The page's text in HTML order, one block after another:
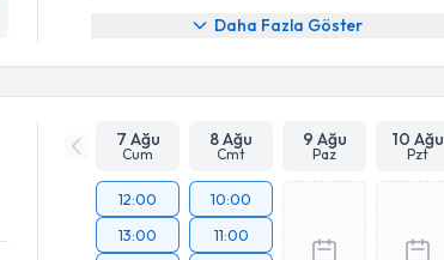
Daha Fazla Göster
7 Ağu
Cum
8 Ağu
Cmt
9 Ağu
Paz
10 Ağu
Pzt
12:00
13:00
10:00
11:00